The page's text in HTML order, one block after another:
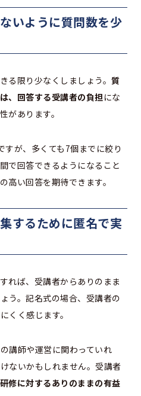
いように質問数を少
る限り少なくしましょう。 質
、回答する受講者の負担にな
があります。
が、多くても7個までに絞り
で回答できるようになること
高い回答を期待できます。
するために匿名で実
れば、受講者からありのまま
う。記名式の場合、受講者の
くく感じます。
講師や運営に関わっていれ
ないかもしれません。受講者
修に対するありのままの有益